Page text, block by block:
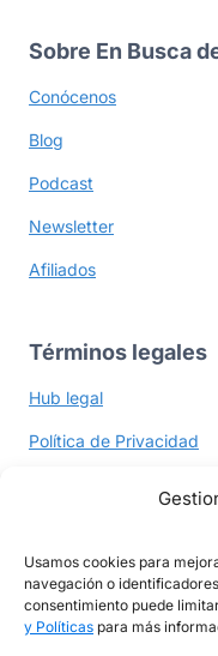
Usamos cookies para
navegación o
consentimiento puede
y Políticas para más
Sobre En Busca
Conócenos
Blog
Podcast
Newsletter
Afiliados
Términos legales
Hub legal
Política de Privacidad
Ayuda y contacto